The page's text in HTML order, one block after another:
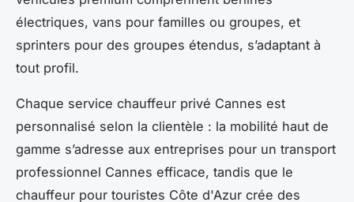
électriques, vans pour familles ou groupes, et
sprinters pour des groupes étendus, s’adaptant à
tout profil.
Chaque service chauffeur privé Cannes est
personnalisé selon la clientèle : la mobilité haut de
gamme s’adresse aux entreprises pour un transport
professionnel Cannes efficace, tandis que le
chauffeur pour touristes Côte d'Azur crée des